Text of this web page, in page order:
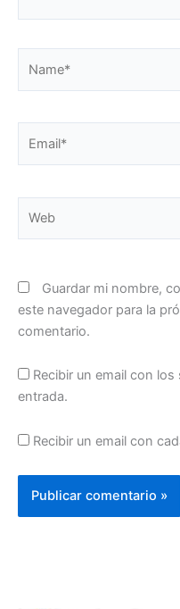
Guardar mi nombre,
este navegador para la
comentario.
Recibir un email con
entrada.
Recibir un email con